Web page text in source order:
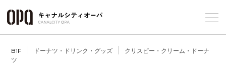
B1F ドーナツ・ドリンク・グッズ
クリスピー・クリーム・ドーナ
ツ